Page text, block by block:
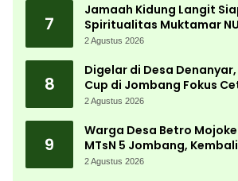
7
Jamaah Kidung Langit
Spiritualitas Muktamar NU
2 Agustus 2026
8
Digelar di Desa
Cup di Jombang Fokus
Menembak Berprestasi
2 Agustus 2026
9
Warga Desa Betro
MTsN 5 Jombang,
Almamater
2 Agustus 2026